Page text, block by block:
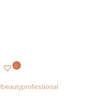
0
beautyprofessional